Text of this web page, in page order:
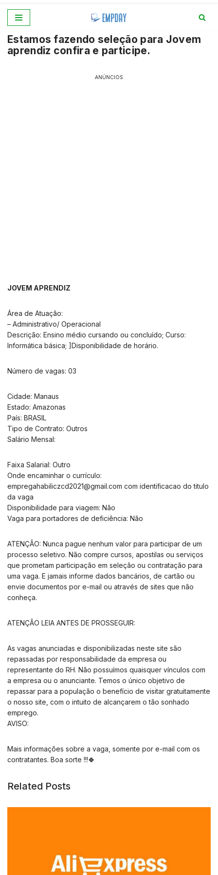
para
o
Estamos fazendo seleção para Jovem
aprendiz confira e participe.
ANÚNCIOS
JOVEM APRENDIZ
Área de Atuação:
– Administrativo/ Operacional
Descrição: Ensino médio cursando ou concluído; Curso:
Informática básica; ]Disponibilidade de horário.
Número de vagas: 03
Cidade: Manaus
Estado: Amazonas
País: BRASIL
Tipo de Contrato: Outros
Salário Mensal:
Faixa Salarial: Outro
Onde encaminhar o currículo:
empregahabiliczcd2021@gmail.com com identificacao do titulo
da vaga
Disponibilidade para viagem: Não
Vaga para portadores de deficiência: Não
ATENÇÃO: Nunca pague nenhum valor para participar de um
processo seletivo. Não compre cursos, apostilas ou serviços
que prometam participação em seleção ou contratação para
uma vaga. E jamais informe dados bancários, de cartão ou
envie documentos por e-mail ou através de sites que não
conheça.
ATENÇÃO LEIA ANTES DE PROSSEGUIR:
As vagas anunciadas e disponibilizadas neste site são
repassadas por responsabilidade da empresa ou
representante do RH. Não possuímos quaisquer vínculos com
a empresa ou o anunciante. Temos o único objetivo de
repassar para a população o benefício de visitar gratuitamente
o nosso site, com o intuito de alcançarem o tão sonhado
emprego.
AVISO:
Mais informações sobre a vaga, somente por e-mail com os
contratantes. Boa sorte !!!🍀
Related Posts